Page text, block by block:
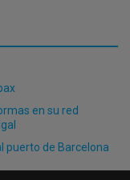
en su red
puerto de Barcelona